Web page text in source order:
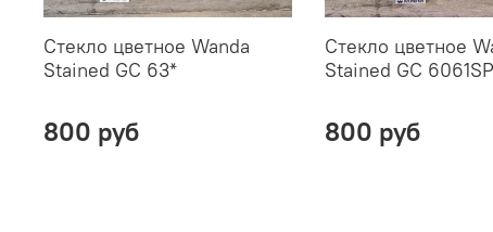
Стекло цветное Wanda
Stained GC 63*
800 руб
Стекло цветное
Stained GC 6061SP
800 руб